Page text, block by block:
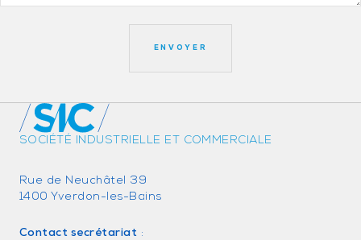
SOCIÉTÉ INDUSTRIELLE ET COMMERCIALE
Rue de Neuchâtel 39
1400 Yverdon-les-Bains
Contact secrétariat :